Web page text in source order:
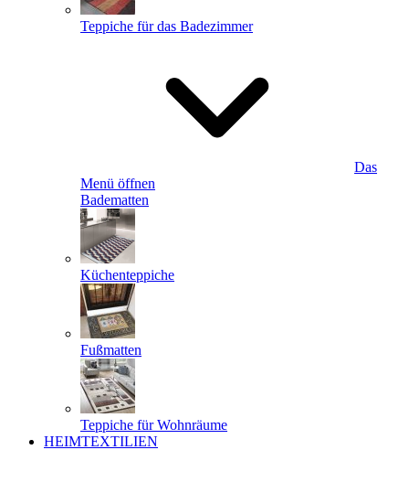
Teppiche für das Badezimmer
Das
Menü öffnen
Badematten
Küchenteppiche
Fußmatten
Teppiche für Wohnräume
HEIMTEXTILIEN